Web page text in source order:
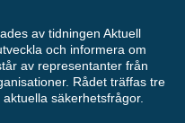
av tidningen Aktuell
och informera om
av representanter från
Rådet träffas tre
säkerhetsfrågor.